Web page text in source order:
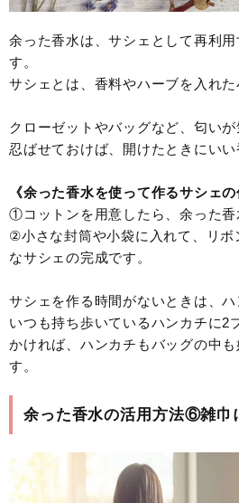
余った香水は、サシェとして再利
す。
サシェとは、香料やハーブを入れ
クローゼットやバッグなど、匂い
忍ばせておけば、開けたときにいい
《余った香水を使って作るサシェの
①コットンを用意したら、余った香
②小さな封筒や小袋に入れて、リボ
なサシェの完成です。
サシェを作る時間がないときは、
いつも持ち歩いているハンカチに2
かければ、ハンカチもバッグの中
す。
余った香水の活用方法⑥雑巾